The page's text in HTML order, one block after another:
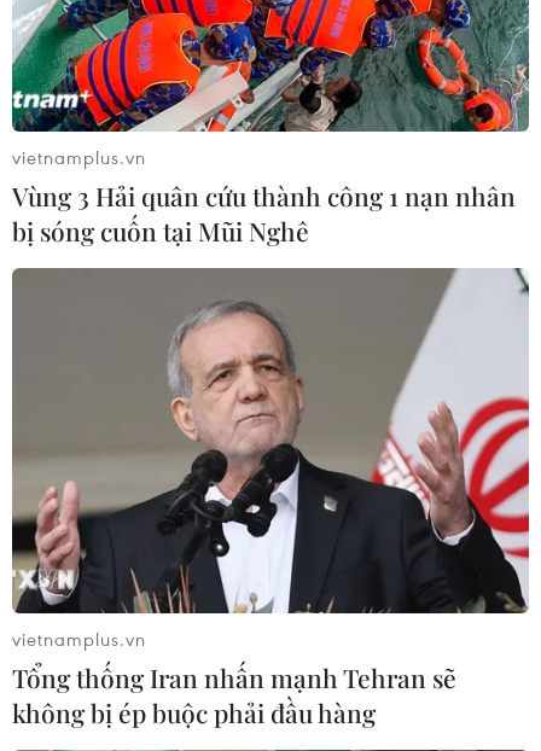
vietnamplus.vn
Vùng 3 Hải quân cứu thành công 1 nạn nhân
bị sóng cuốn tại Mũi Nghê
vietnamplus.vn
Tổng thống Iran nhấn mạnh Tehran sẽ
không bị ép buộc phải đầu hàng